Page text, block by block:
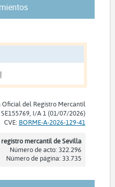
Oficial del Registro Mercantil
I/A 1 (01/07/2026)
CVE: BORME-A-2026-129-41
registro mercantil de Sevilla
Número de acto: 322.296
Número de página: 33.735